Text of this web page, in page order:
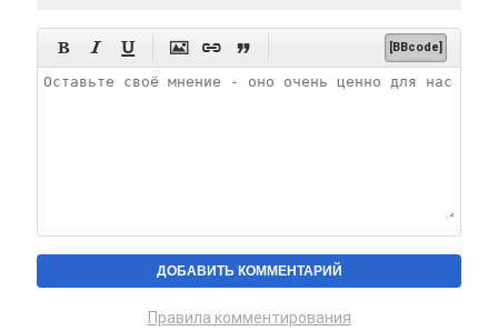
      [BBcode]
Правила комментирования